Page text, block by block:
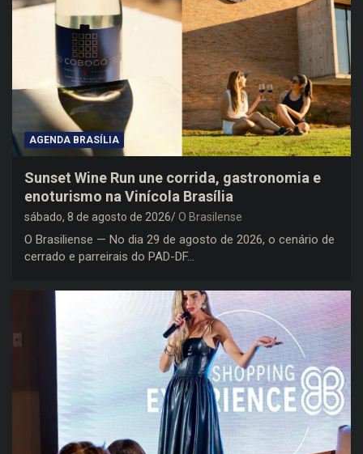
AGENDA BRASÍLIA
Sunset Wine Run une corrida, gastronomia e
enoturismo na Vinícola Brasília
sábado, 8 de agosto de 2026 O Brasilense
O Brasiliense — No dia 29 de agosto de 2026, o cenário de
cerrado e parreirais do PAD-DF…